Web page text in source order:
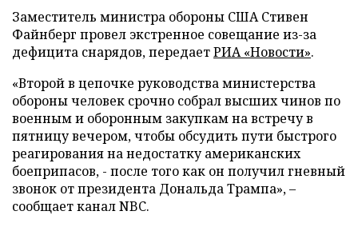
Заместитель министра обороны США Стивен
Файнберг провел экстренное совещание из-за
дефицита снарядов, передаетРИА «Новости».
«Второй в цепочке руководства министерства
обороны человек срочно собрал высших чинов по
военным и оборонным закупкам на встречу в
пятницу вечером, чтобы обсудить пути быстрого
реагирования на недостатку американских
боеприпасов, - после того как он получил гневный
звонок от президента Дональда Трампа», –
сообщает канал NBC.